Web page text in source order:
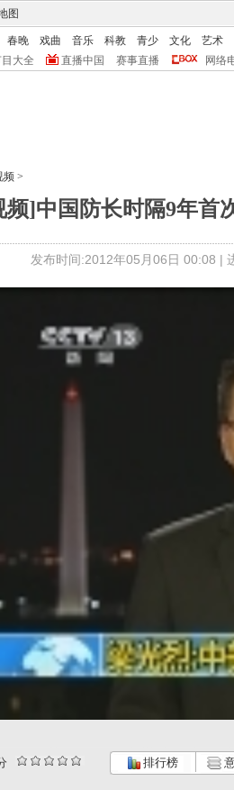
图
春晚 戏曲 音乐 科教 青少 文化
艺术
大全 直播中国 赛事直播 网络
频 >
频]中国防长时隔9年首
发布时间:2012年05月06日 00:08 |
排行榜